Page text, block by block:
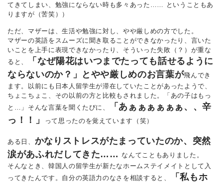
てきてしまい、勉強にならない時も多々あった…… ということもあ
りますが（苦笑））
ただ、マザーは、生活や勉強に対し、やや厳しめの方でした。
マザーの英語をスムーズに聞き取ることができなかったり、言いた
いことを上手に表現できなかったり、そういった失敗（？）が重な
ると、
「なぜ陽花はいつまでたっても話せるように
ならないのか？」とやや厳しめのお言葉が飛んでき
ます。以前にも日本人留学生が滞在していたことがあったようで、
ちょこちょこ、その以前の方と比較もされました。「あの子はもっ
と…」そんな言葉を聞くたびに、
「あぁぁぁぁぁぁ、、辛
っ！！」
って思ったのを覚えています（笑）
ある日、 かなりストレスがたまっていたのか、突然
涙があふれだしてきた…… なんてこともありました。
そんなとき、韓国人の留学生が新たなホームステイメイトとして入
ってきたんです。自分の英語力のなさを相談すると、
「私もホ